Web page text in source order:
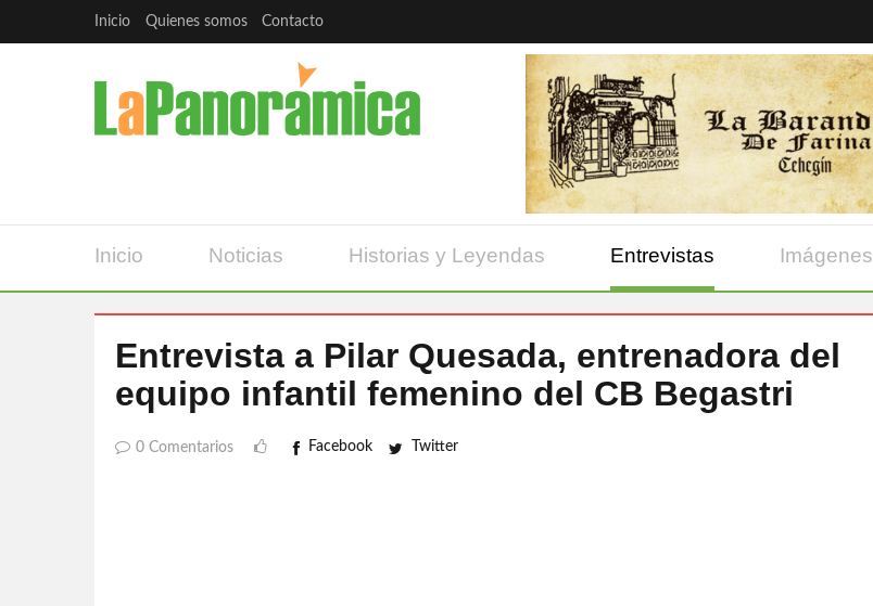
Inicio Quienes somos Contacto
Inicio Noticias Historias y Leyendas Entrevistas Imágenes
Entrevista a Pilar Quesada, entrenadora del
equipo infantil femenino del CB Begastri
0 Comentarios Facebook Twitter